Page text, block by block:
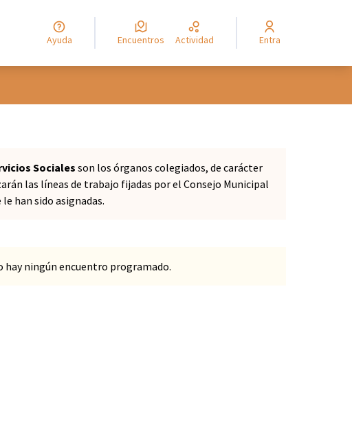
Ayuda Encuentros Actividad Entra
Sociales son los órganos colegiados, de carácter
las líneas de trabajo fijadas por el Consejo Municipal
han sido asignadas.
hay ningún encuentro programado.